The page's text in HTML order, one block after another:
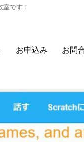
です！
お申込み お問